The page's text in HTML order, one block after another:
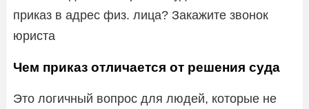
приказ в адрес физ. лица? Закажите звонок
юриста
Чем приказ отличается от решения суда
Это логичный вопрос для людей, которые не